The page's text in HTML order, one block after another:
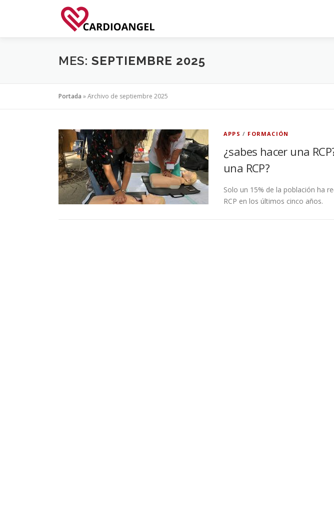
MES: SEPTIEMBRE 2025
Portada »Archivo de septiembre 2025
APPS / FORMACIÓN
¿sabes hacer una
una RCP?
Solo un 15% de la población ha
RCP en los últimos cinco años.